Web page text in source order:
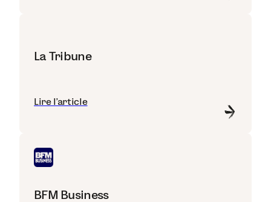
La Tribune
Lire l'article
BFM Business